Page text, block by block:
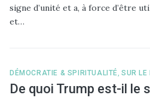
signe d’unité et a, à force d’être
et…
DÉMOCRATIE & SPIRITUALITÉ SUR LE
De quoi Trump est-il le